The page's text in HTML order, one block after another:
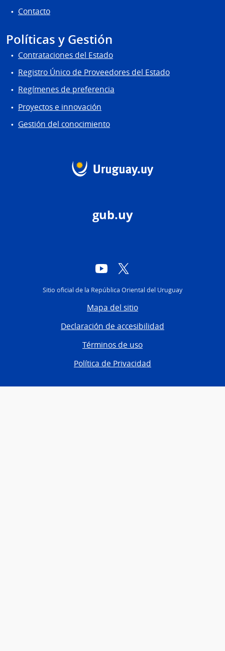
Contacto
Políticas y Gestión
Contrataciones del Estado
Registro Único de Proveedores del Estado
Regímenes de preferencia
Proyectos e innovación
Gestión del conocimiento
gub.uy
YouTube
Sitio oficial de la República Oriental del Uruguay
Mapa del sitio
Declaración de accesibilidad
Términos de uso
Política de Privacidad